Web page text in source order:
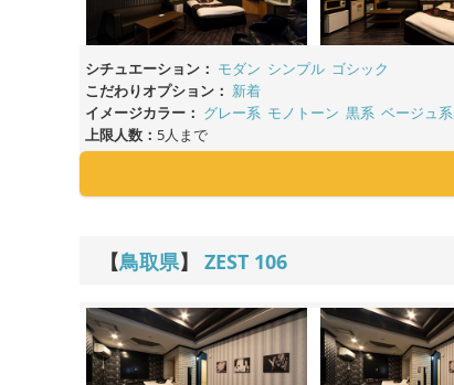
シチュエーション： モダン シンプル ゴシック
こだわりオプション： 新着
イメージカラー： グレー系 モノトーン 黒系 ベージュ系
上限人数： 5人まで
【鳥取県】 ZEST 106